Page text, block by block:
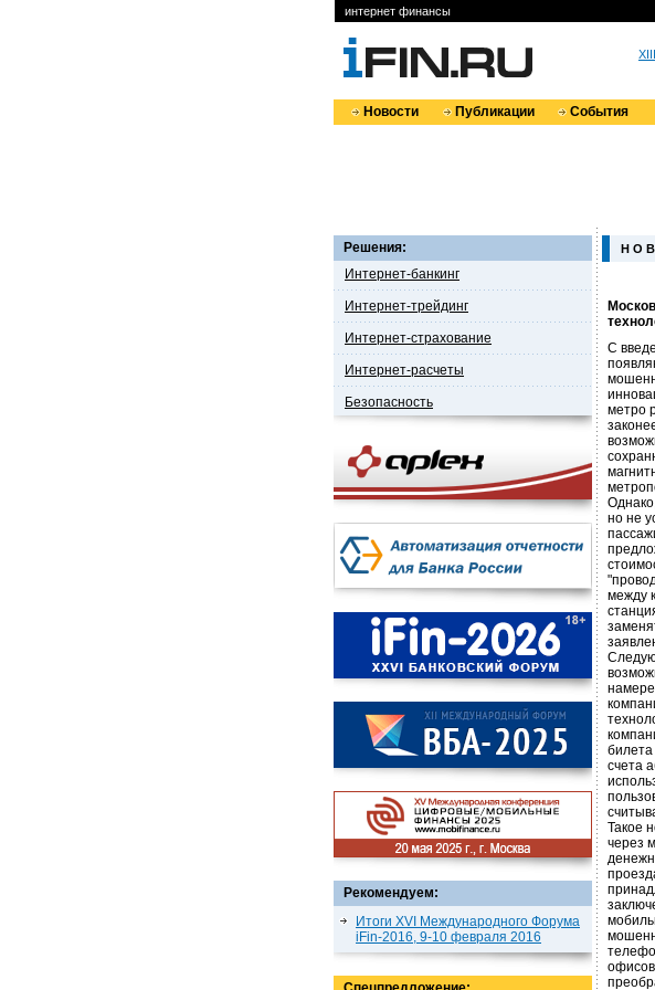
интернет финансы
Новости Публикации События
Решения:
Интернет-банкинг
Интернет-трейдинг
Интернет-страхование
Интернет-расчеты
Безопасность
Рекомендуем:
Итоги XVI Международного Форума
iFin-2016, 9-10 февраля 2016
Н О
С
метро
но не
между
счета
Такое
через